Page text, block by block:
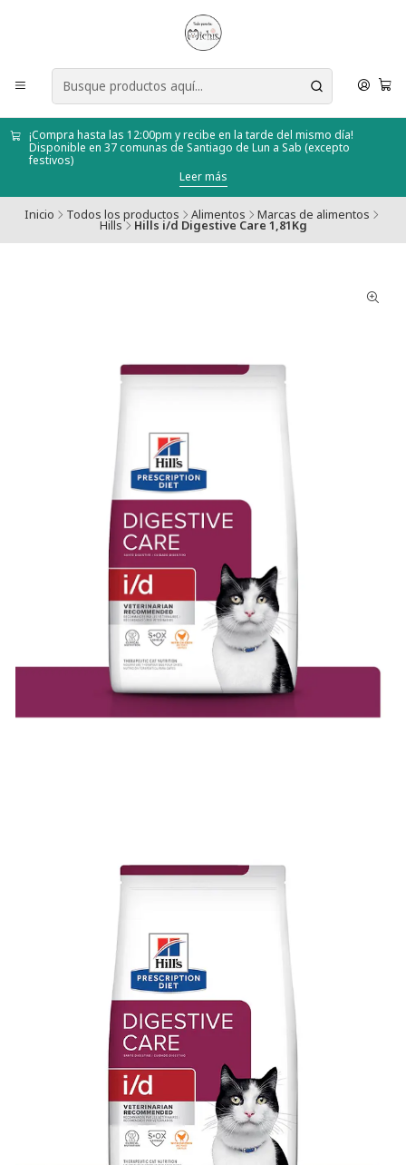
¡Compra hasta las 12:00pm y recibe en la tarde del mismo día!
Disponible en 37 comunas de Santiago de Lun a Sab (excepto
festivos)
Leer más
Inicio Todos los productos Alimentos Marcas de alimentos
Hills Hills i/d Digestive Care 1,81Kg